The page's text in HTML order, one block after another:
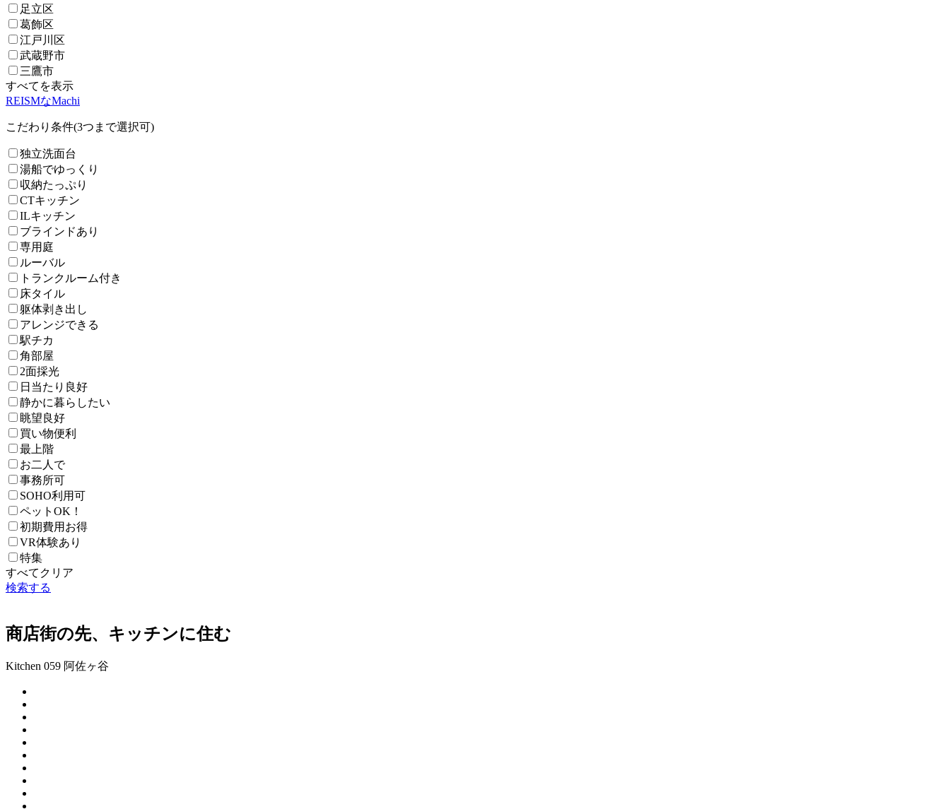
足立区
葛飾区
江戸川区
武蔵野市
三鷹市
すべてを表示
REISMなMachi
こだわり条件(3つまで選択可)
独立洗面台
湯船でゆっくり
収納たっぷり
CTキッチン
ILキッチン
ブラインドあり
専用庭
ルーバル
トランクルーム付き
床タイル
躯体剥き出し
アレンジできる
駅チカ
角部屋
2面採光
日当たり良好
静かに暮らしたい
眺望良好
買い物便利
最上階
お二人で
事務所可
SOHO利用可
ペットOK！
初期費用お得
VR体験あり
特集
すべてクリア
検索する
商店街の先、キッチンに住む
Kitchen 059 阿佐ヶ谷